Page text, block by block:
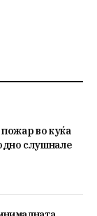
пожар во куќа
слушнале